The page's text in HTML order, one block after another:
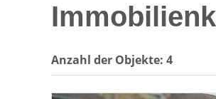
Anzahl der Objekte: 4